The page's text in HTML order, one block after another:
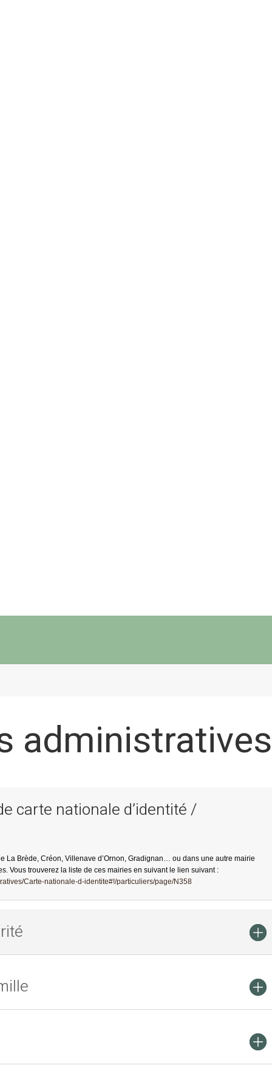
administratives
carte nationale d’identité /
La Brède, Créon, Villenave d’Ornon, Gradignan… ou dans une autre mairie
Vous trouverez la liste de ces mairies en suivant le lien suivant :
Carte-nationale-d-identite#!/particuliers/page/N358